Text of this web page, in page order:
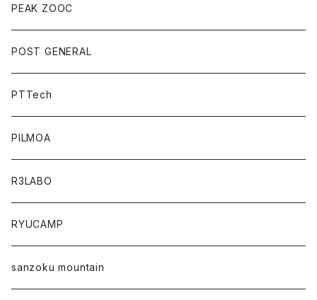
PEAK ZOOC
POST GENERAL
PTTech
PILMOA
R3LABO
RYUCAMP
sanzoku mountain